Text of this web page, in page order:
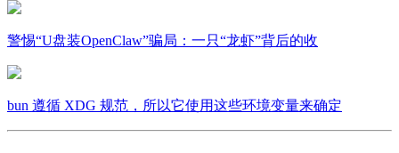
警惕“U盘装OpenClaw”骗局：一只“龙虾”背后的收
bun 遵循 XDG 规范，所以它使用这些环境变量来确定